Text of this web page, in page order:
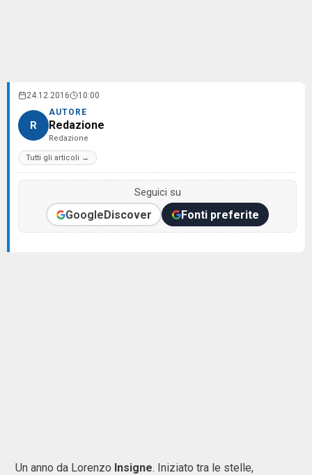
24.12.2016 10:00
R
AUTORE
Redazione
Redazione
Tutti gli articoli →
Seguici su
GoogleDiscover Fonti preferite
Un anno da Lorenzo Insigne. Iniziato tra le stelle,